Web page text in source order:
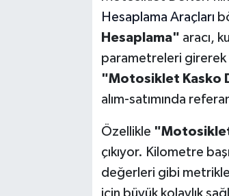
Hesaplama Araçları
Hesaplama" aracı,
parametreleri girerek
"Motosiklet Kasko
alım-satımında
Özellikle "Motosiklet
çıkıyor. Kilometre
değerleri gibi
için büyük kolaylık